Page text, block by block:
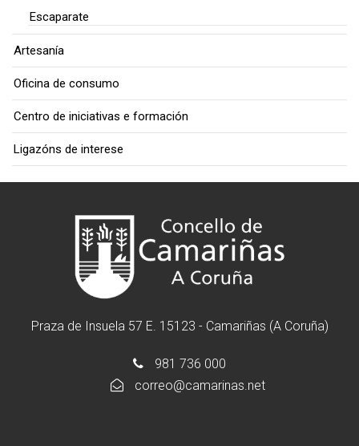
Escaparate
Artesanía
Oficina de consumo
Centro de iniciativas e formación
Ligazóns de interese
Praza de Insuela 57 E. 15123 - Camariñas (A Coruña)
981 736 000
correo@camarinas.net